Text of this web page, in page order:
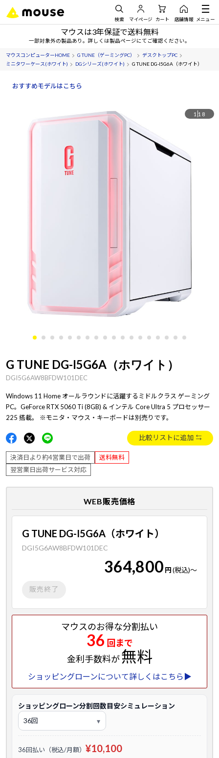
検索 マイページ カート 店舗情報 メニュー
マウスは3年保証で送料無料
一部対象外の製品あり。詳しくは製品ページにてご確認ください。
マウスコンピューターHOME G TUNE（ゲーミングPC）
デスクトップPC
ミニタワーケース(ホワイト)
DGシリーズ(ホワイト) G TUNE DG-I5G6A（ホワイト）
おすすめモデルはこちら
1 18
G TUNE DG-I5G6A（ホワイト）
DGI5G6AW8BFDW101DEC
Windows 11 Home オールラウンドに活躍するミドルクラス ゲーミング
PC。GeForce RTX 5060 Ti (8GB) & インテル Core Ultra 5 プロセッサー
225 搭載。 ※モニタ・マウス・キーボードは別売りです。
比較リストに追加
決済日より約4営業日で出荷
送料無料
翌営業日出荷サービス対応
WEB販売価格
G TUNE DG-I5G6A（ホワイト）
DGI5G6AW8BFDW101DEC
364,800 円(税込)～
販売終了
マウスのお得な分割払い
36 回まで
金利手数料が無料
ショッピングローンについて詳しくはこちら▶
ショッピングローン分割回数目安シミュレーション
36回払い（税込/月額） ¥10,100